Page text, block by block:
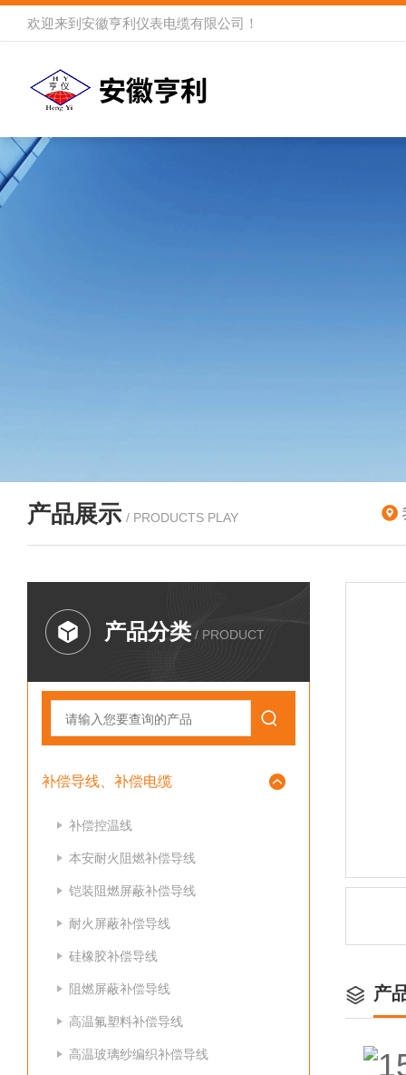
欢迎来到 安徽亨利仪表电缆有限公司 ！
产品展示 / PRODUCTS PLAY
产品分类 / PRODUCT
补偿导线、补偿电缆
补偿控温线
本安耐火阻燃补偿导线
铠装阻燃屏蔽补偿导线
耐火屏蔽补偿导线
硅橡胶补偿导线
阻燃屏蔽补偿导线
高温氟塑料补偿导线
高温玻璃纱编织补偿导线
产